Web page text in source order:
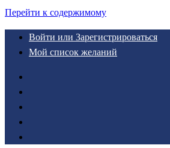
Перейти к содержимому
Войти или Зарегистрироваться
Мой список желаний